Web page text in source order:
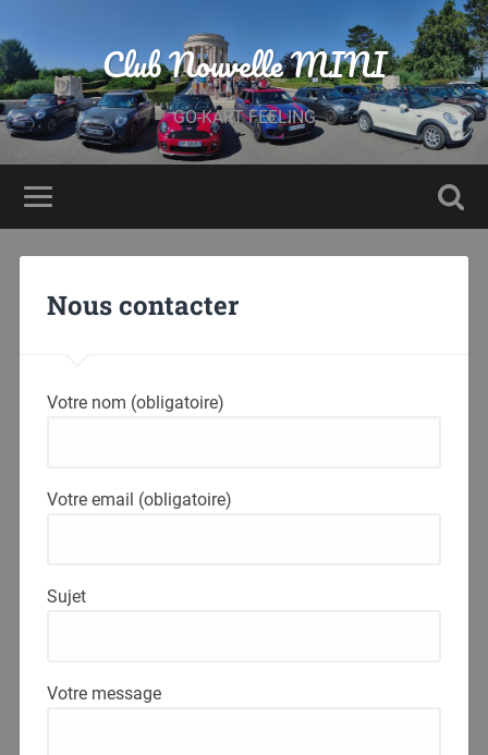
Club Nouvelle MINI
GO-KART FEELING
Nous contacter
Votre nom (obligatoire)
Votre email (obligatoire)
Sujet
Votre message